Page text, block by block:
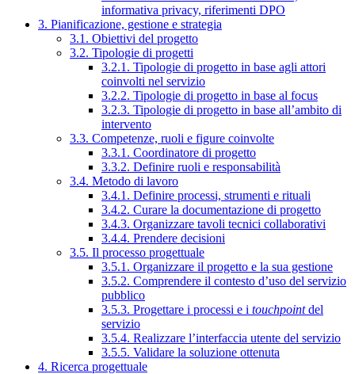
informativa privacy, riferimenti DPO
3. Pianificazione, gestione e strategia
3.1. Obiettivi del progetto
3.2. Tipologie di progetti
3.2.1. Tipologie di progetto in base agli attori
coinvolti nel servizio
3.2.2. Tipologie di progetto in base al focus
3.2.3. Tipologie di progetto in base all’ambito di
intervento
3.3. Competenze, ruoli e figure coinvolte
3.3.1. Coordinatore di progetto
3.3.2. Definire ruoli e responsabilità
3.4. Metodo di lavoro
3.4.1. Definire processi, strumenti e rituali
3.4.2. Curare la documentazione di progetto
3.4.3. Organizzare tavoli tecnici collaborativi
3.4.4. Prendere decisioni
3.5. Il processo progettuale
3.5.1. Organizzare il progetto e la sua gestione
3.5.2. Comprendere il contesto d’uso del servizio
pubblico
3.5.3. Progettare i processi e i touchpointdel
servizio
3.5.4. Realizzare l’interfaccia utente del servizio
3.5.5. Validare la soluzione ottenuta
4. Ricerca progettuale